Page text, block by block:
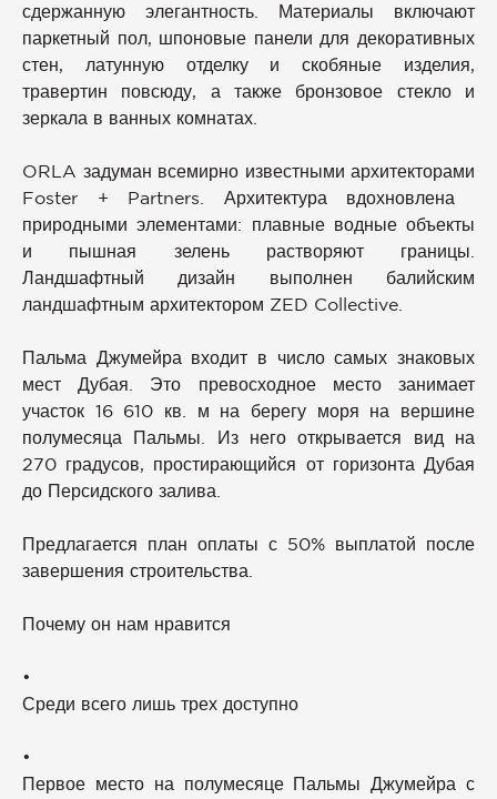
сдержанную элегантность. Материалы включают
паркетный пол, шпоновые панели для декоративных
стен, латунную отделку и скобяные изделия,
травертин повсюду, а также бронзовое стекло и
зеркала в ванных комнатах.
ORLA задуман всемирно известными архитекторами
Foster + Partners. Архитектура вдохновлена ​​
природными элементами: плавные водные объекты
и пышная зелень растворяют границы.
Ландшафтный дизайн выполнен балийским
ландшафтным архитектором ZED Collective.
Пальма Джумейра входит в число самых знаковых
мест Дубая. Это превосходное место занимает
участок 16 610 кв. м на берегу моря на вершине
полумесяца Пальмы. Из него открывается вид на
270 градусов, простирающийся от горизонта Дубая
до Персидского залива.
Предлагается план оплаты с 50% выплатой после
завершения строительства.
Почему он нам нравится
•
Среди всего лишь трех доступно
•
Первое место на полумесяце Пальмы Джумейра с